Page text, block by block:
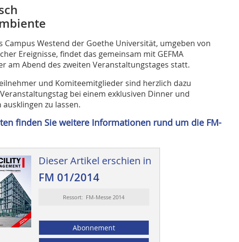
Campus Westend der Goethe Universität, umgeben von
Ereignisse, findet das gemeinsam mit GEFMA
am Abend des zweiten Veranstaltungstages statt.
und Komiteemitglieder sind herzlich dazu
bei einem exklusiven Dinner und
zu lassen.
finden Sie weitere Informationen rund um die FM-
Dieser Artikel erschien in
FM 01/2014
Ressort: FM-Messe 2014
Abonnement